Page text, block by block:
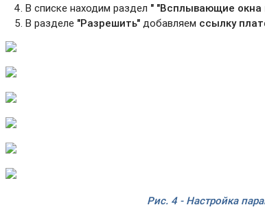
В списке находим раздел " "Всплывающие окна
В разделе "Разрешить" добавляем ссылку
Рис. 4 - Настройка